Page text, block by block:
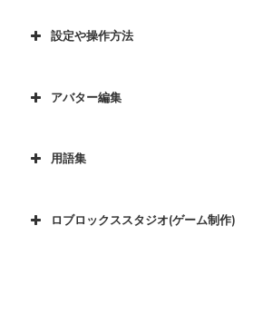
設定や操作方法
アバター編集
用語集
ロブロックススタジオ(ゲーム制作)